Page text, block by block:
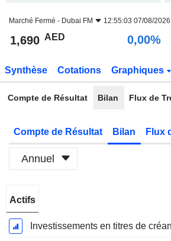
Marché Fermé - Dubai FM 12:55:03 07/08/2026
1,690 AED 0,00%
Synthèse Cotations Graphiques
Compte de Résultat Bilan Flux de
Compte de Résultat Bilan Flux
Annuel
Fiscale:
Décembre
Actifs
Investissements en titres de